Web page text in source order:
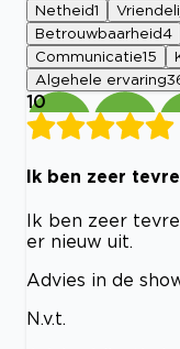
Netheid1
Betrouwbaarheid4
Communicatie15
Algehele ervaring
10
Ik ben zeer
Ik ben zeer
er nieuw uit.
Advies in de
N.v.t.